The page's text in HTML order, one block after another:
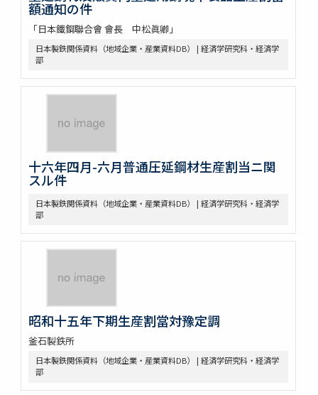
額通知の件
「日本鐵鋼聯合會 會長 中松眞卿」
日本製鉄関係資料（地域企業・産業資料DB） | 経済学研究科・経済学
部
十六年四月-六月普通圧延鋼材生産割当ニ関
スル件
日本製鉄関係資料（地域企業・産業資料DB） | 経済学研究科・経済学
部
昭和十五年下期生産割當対豫定調
釜石製鉄所
日本製鉄関係資料（地域企業・産業資料DB） | 経済学研究科・経済学
部